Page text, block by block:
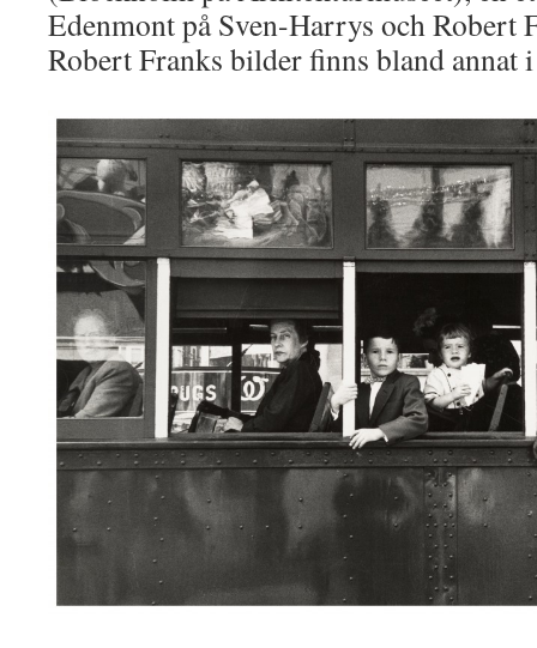
Edenmont på Sven-Harrys och Robert
Robert Franks bilder finns bland annat